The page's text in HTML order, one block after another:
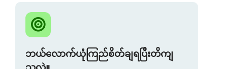
ဘယ်လောက်ယုံကြည်စိတ်ချရပြီးတိကျ